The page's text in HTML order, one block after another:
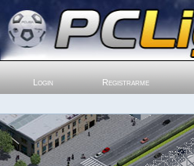
Login Registrarme